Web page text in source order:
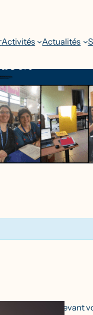
Activités Actualités
démuni·e devant